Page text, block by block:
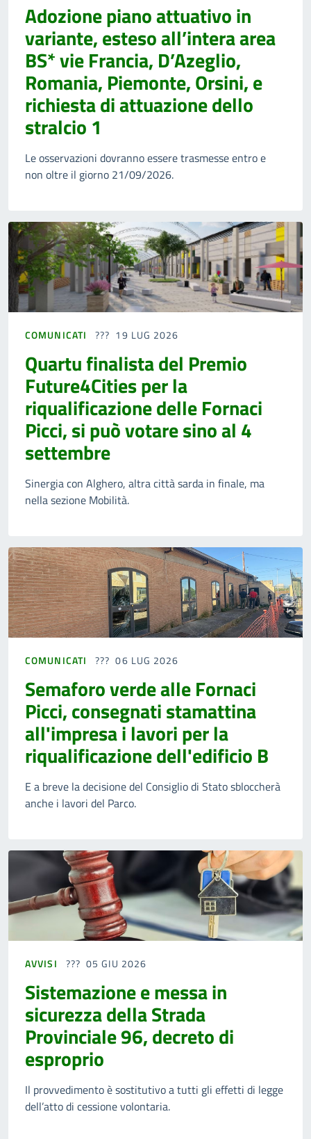
Adozione piano attuativo in
variante, esteso all’intera area
BS* vie Francia, D’Azeglio,
Romania, Piemonte, Orsini, e
richiesta di attuazione dello
stralcio 1
Le osservazioni dovranno essere trasmesse entro e
non oltre il giorno 21/09/2026.
COMUNICATI 19 LUG 2026
Quartu finalista del Premio
Future4Cities per la
riqualificazione delle Fornaci
Picci, si può votare sino al 4
settembre
Sinergia con Alghero, altra città sarda in finale, ma
nella sezione Mobilità.
COMUNICATI 06 LUG 2026
Semaforo verde alle Fornaci
Picci, consegnati stamattina
all'impresa i lavori per la
riqualificazione dell'edificio B
E a breve la decisione del Consiglio di Stato sbloccherà
anche i lavori del Parco.
AVVISI 05 GIU 2026
Sistemazione e messa in
sicurezza della Strada
Provinciale 96, decreto di
esproprio
Il provvedimento è sostitutivo a tutti gli effetti di legge
dell’atto di cessione volontaria.